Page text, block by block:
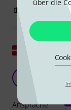
über die
Original
Ansprache